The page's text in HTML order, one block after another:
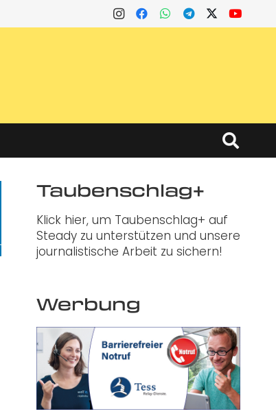
Taubenschlag+
Klick hier, um Taubenschlag+ auf
Steady zu unterstützen und unsere
journalistische Arbeit zu sichern!
Werbung